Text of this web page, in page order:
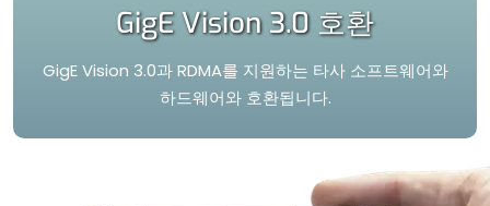
GigE Vision 3.0 호환
GigE Vision 3.0과 RDMA를 지원하는 타사 소프트웨어와
하드웨어와 호환됩니다.